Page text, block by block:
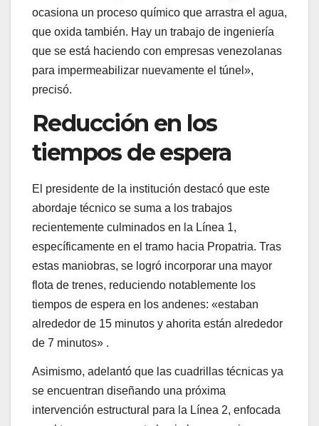
ocasiona un proceso químico que arrastra el agua,
que oxida también. Hay un trabajo de ingeniería
que se está haciendo con empresas venezolanas
para impermeabilizar nuevamente el túnel»,
precisó.
Reducción en los
tiempos de espera
El presidente de la institución destacó que este
abordaje técnico se suma a los trabajos
recientemente culminados en la Línea 1,
específicamente en el tramo hacia Propatria. Tras
estas maniobras, se logró incorporar una mayor
flota de trenes, reduciendo notablemente los
tiempos de espera en los andenes: «estaban
alrededor de 15 minutos y ahorita están alrededor
de 7 minutos» .
Asimismo, adelantó que las cuadrillas técnicas ya
se encuentran diseñando una próxima
intervención estructural para la Línea 2, enfocada